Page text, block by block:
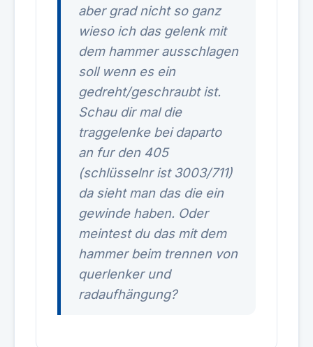
aber grad nicht so ganz
wieso ich das gelenk mit
dem hammer ausschlagen
soll wenn es ein
gedreht/geschraubt ist.
Schau dir mal die
traggelenke bei daparto
an fur den 405
(schlüsselnr ist 3003/711)
da sieht man das die ein
gewinde haben. Oder
meintest du das mit dem
hammer beim trennen von
querlenker und
radaufhängung?